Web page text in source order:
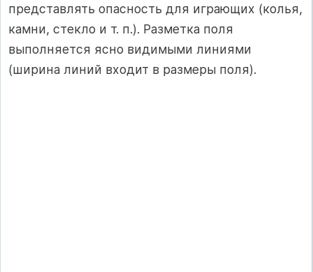
представлять опасность для играющих (колья,
камни, стекло и т. п.). Разметка поля
выполняется ясно видимыми линиями
(ширина линий входит в размеры поля).